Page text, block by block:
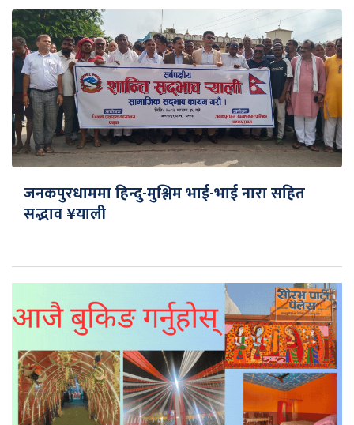
जनकपुरधाममा हिन्दु-मुश्लिम भाई-भाई नारा सहित
सद्भाव ¥याली